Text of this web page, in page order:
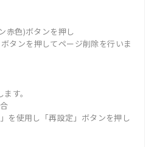
赤色)ボタンを押し
タンを押してページ削除を行いま
す。
を使用し「再設定」ボタンを押し